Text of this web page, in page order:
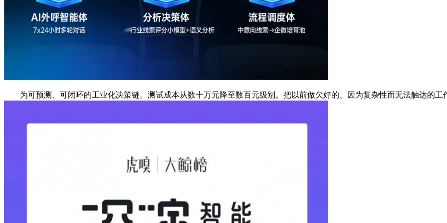
为可预测、可闭环的工业化决策链。测试成本从数十万元降至数百元级别。把以前做欠好的、因为复杂性而无法触达的工